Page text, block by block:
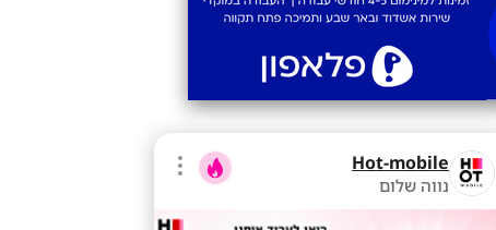
Hot-mobile
נווה שלום